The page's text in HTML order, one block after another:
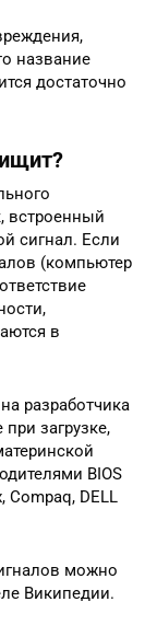
название
достаточно
встроенный
сигнал. Если
(компьютер
в
разработчика
загрузке,
BIOS
Compaq, DELL
можно
Википедии.